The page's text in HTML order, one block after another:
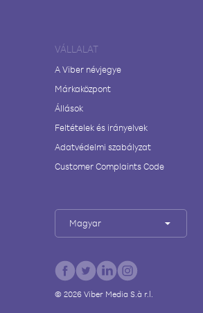
VÁLLALAT
A Viber névjegye
Márkaközpont
Állások
Feltételek és irányelvek
Adatvédelmi szabályzat
Customer Complaints Code
Magyar
© 2026Viber Media S.à r.l.